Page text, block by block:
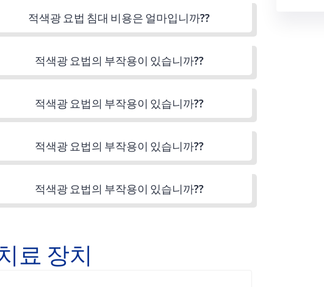
적색광 요법 침대 비용은 얼마입니까??
적색광 요법의 부작용이 있습니까??
적색광 요법의 부작용이 있습니까??
적색광 요법의 부작용이 있습니까??
적색광 요법의 부작용이 있습니까??
료 장치